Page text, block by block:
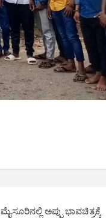
ಅಪ್ಪು ಭಾವಚಿತ್ರಕ್ಕೆ